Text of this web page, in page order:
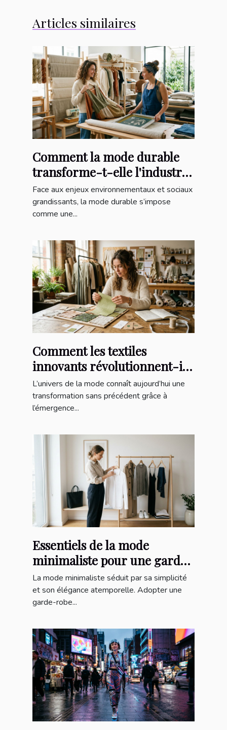
Articles similaires
Comment la mode durable
transforme-t-elle l'industrie
textile ?
Face aux enjeux environnementaux et sociaux
grandissants, la mode durable s’impose
comme une...
Comment les textiles
innovants révolutionnent-ils
la mode durable ?
L’univers de la mode connaît aujourd’hui une
transformation sans précédent grâce à
l’émergence...
Essentiels de la mode
minimaliste pour une garde-
robe épurée
La mode minimaliste séduit par sa simplicité
et son élégance atemporelle. Adopter une
garde-robe...